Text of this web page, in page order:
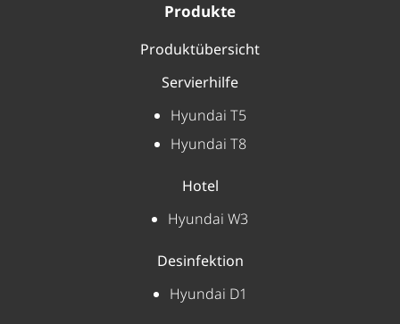
Produkte
Produktübersicht
Servierhilfe
Hyundai T5
Hyundai T8
Hotel
Hyundai W3
Desinfektion
Hyundai D1